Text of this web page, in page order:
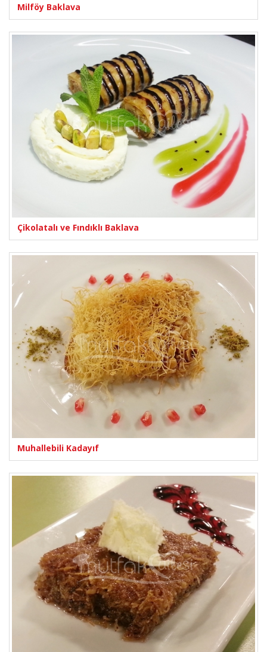
Milföy Baklava
Çikolatalı ve Fındıklı Baklava
Muhallebili Kadayıf